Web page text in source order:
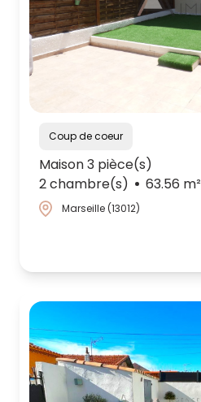
Coup de coeur
Maison 3 pièce(s)
2 chambre(s)
63.56 m²
Marseille (13012)